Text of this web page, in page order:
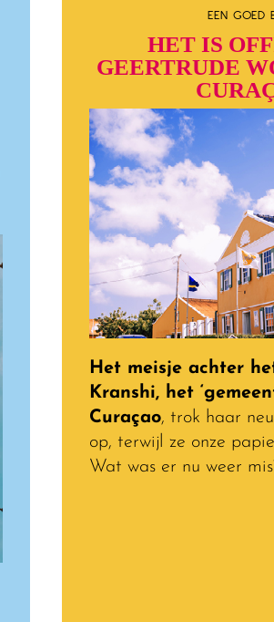
EEN GOED
HET IS
GEERTRUDE
Het meisje achter
Kranshi, het
Curaçao, trok haar
op, terwijl ze onze
Wat was er nu weer